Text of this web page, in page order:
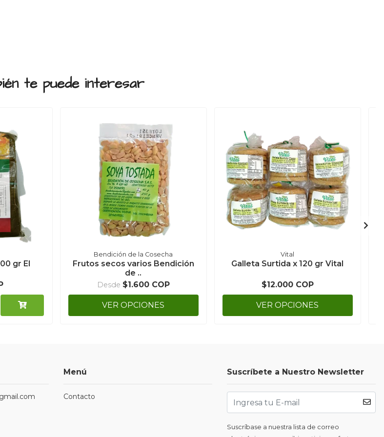
te puede interesar
gr El
Bendición de la Cosecha
Frutos secos varios Bendición
de ..
Desde $1.600 COP
VER OPCIONES
Vital
Galleta Surtida x 120 gr Vital
$12.000 COP
VER OPCIONES
Menú
Contacto
Suscríbete a Nuestro Newsletter
Suscríbase a nuestra lista de correo